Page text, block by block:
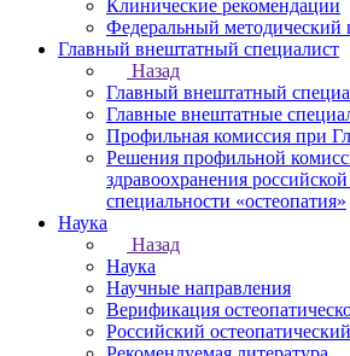
Клинические рекомендации
Федеральный методический
Главный внештатный специалист
Назад
Главный внештатный
Главные внештатные
Профильная комиссия при
Решения профильной
здравоохранения
специальности «остеопатия»
Наука
Назад
Наука
Научные направления
Верификация
Российский